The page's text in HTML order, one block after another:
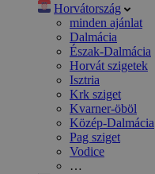
Horvátország
minden ajánlat
Dalmácia
Észak-Dalmácia
Horvát szigetek
Isztria
Krk sziget
Kvarner-öböl
Közép-Dalmácia
Pag sziget
Vodice
…